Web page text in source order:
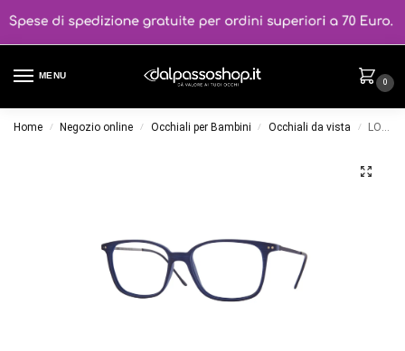
MENU
0
Home / Negozio online / Occhiali per Bambini / Occhiali da vista / LOOK AT ME 05366.50 Colore W1